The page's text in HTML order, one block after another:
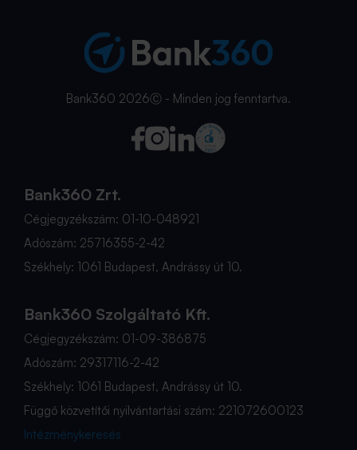
Bank360 2026Ⓒ - Minden jog fenntartva.
Bank360 Zrt.
Cégjegyzékszám: 01-10-048921
Adószám: 25716355-2-42
Székhely: 1061 Budapest, Andrássy út 10.
Bank360 Szolgáltató Kft.
Cégjegyzékszám: 01-09-386875
Adószám: 29317116-2-42
Székhely: 1061 Budapest, Andrássy út 10.
Függő közvetítői nyilvántartási szám: 221072600123
Intézménykeresés